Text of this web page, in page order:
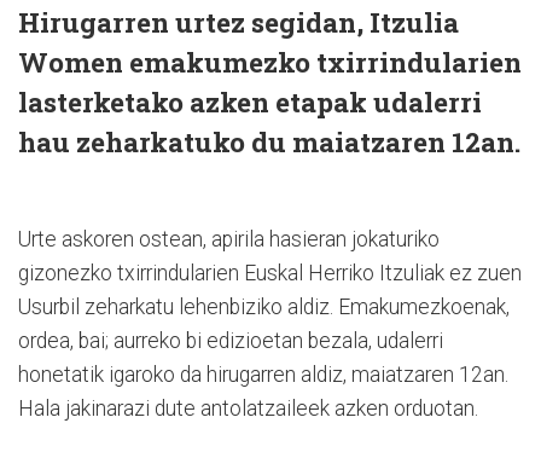
Hirugarren urtez segidan, Itzulia
Women emakumezko txirrindularien
lasterketako azken etapak udalerri
hau zeharkatuko du maiatzaren 12an.
Urte askoren ostean, apirila hasieran jokaturiko
gizonezko txirrindularien Euskal Herriko Itzuliak ez zuen
Usurbil zeharkatu lehenbiziko aldiz. Emakumezkoenak,
ordea, bai; aurreko bi edizioetan bezala, udalerri
honetatik igaroko da hirugarren aldiz, maiatzaren 12an.
Hala jakinarazi dute antolatzaileek azken orduotan.